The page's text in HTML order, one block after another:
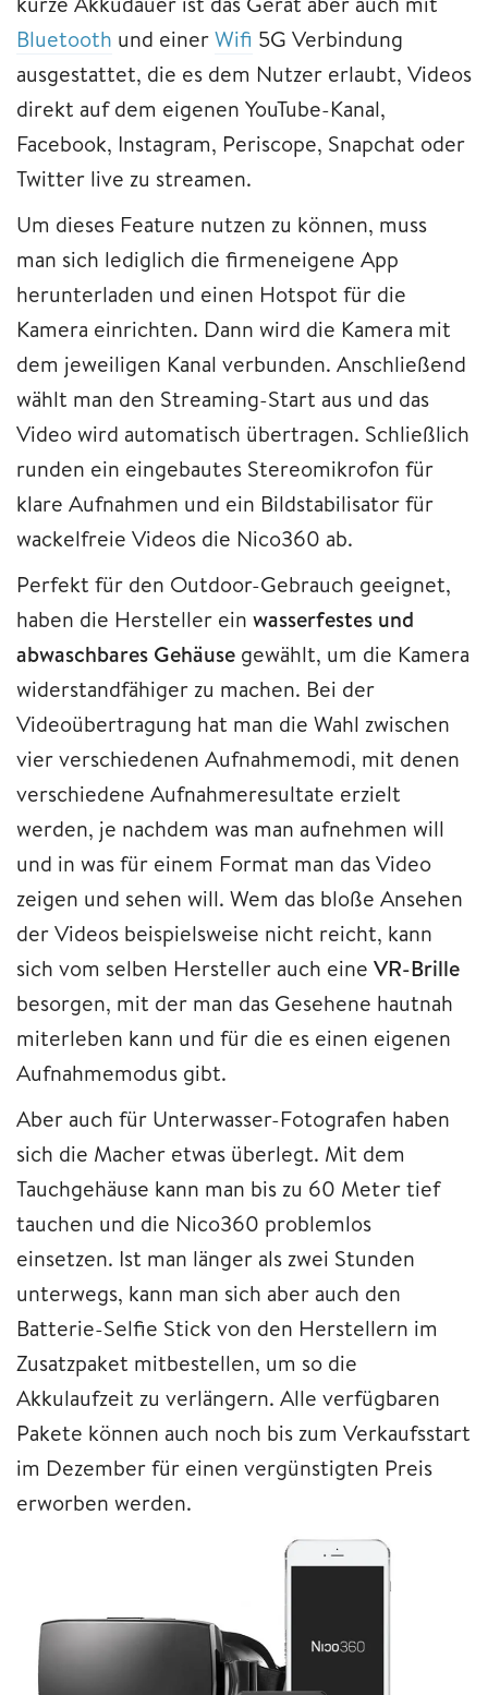
Bluetooth und einerWifi 5G Verbindung
ausgestattet, die es dem Nutzer erlaubt, Videos
direkt auf dem eigenen YouTube-Kanal,
Facebook, Instagram, Periscope, Snapchat oder
Twitter live zu streamen.
Um dieses Feature nutzen zu können, muss
man sich lediglich die firmeneigene App
herunterladen und einen Hotspot für die
Kamera einrichten. Dann wird die Kamera mit
dem jeweiligen Kanal verbunden. Anschließend
wählt man den Streaming-Start aus und das
Video wird automatisch übertragen. Schließlich
runden ein eingebautes Stereomikrofon für
klare Aufnahmen und ein Bildstabilisator für
wackelfreie Videos die Nico360 ab.
Perfekt für den Outdoor-Gebrauch geeignet,
haben die Hersteller ein wasserfestes und
abwaschbares Gehäuse gewählt, um die Kamera
widerstandfähiger zu machen. Bei der
Videoübertragung hat man die Wahl zwischen
vier verschiedenen Aufnahmemodi, mit denen
verschiedene Aufnahmeresultate erzielt
werden, je nachdem was man aufnehmen will
und in was für einem Format man das Video
zeigen und sehen will. Wem das bloße Ansehen
der Videos beispielsweise nicht reicht, kann
sich vom selben Hersteller auch eine VR-Brille
besorgen, mit der man das Gesehene hautnah
miterleben kann und für die es einen eigenen
Aufnahmemodus gibt.
Aber auch für Unterwasser-Fotografen haben
sich die Macher etwas überlegt. Mit dem
Tauchgehäuse kann man bis zu 60 Meter tief
tauchen und die Nico360 problemlos
einsetzen. Ist man länger als zwei Stunden
unterwegs, kann man sich aber auch den
Batterie-Selfie Stick von den Herstellern im
Zusatzpaket mitbestellen, um so die
Akkulaufzeit zu verlängern. Alle verfügbaren
Pakete können auch noch bis zum Verkaufsstart
im Dezember für einen vergünstigten Preis
erworben werden.